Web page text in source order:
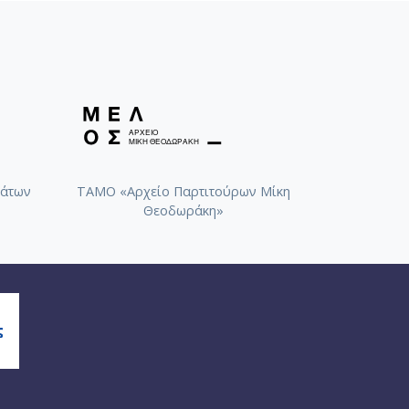
[1952-1953]
ΤΑΜΟ «Αρχείο Παρτιτούρων Μίκη
Θεοδωράκη»